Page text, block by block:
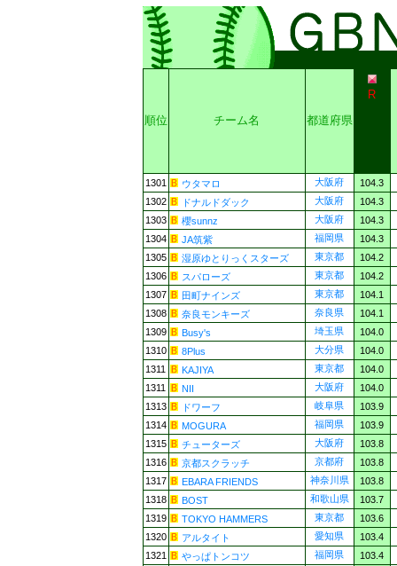
順位 チーム名 都道府県
R
1301 ウタマロ 大阪府
104.3
1302
ドナルドダック 大阪府
104.3
1303
櫻sunnz 大阪府
104.3
1304
JA筑紫 福岡県
104.3
1305
湿原ゆとりっくスターズ 東京都
104.2
1306
スパローズ 東京都
104.2
1307
田町ナインズ 東京都
104.1
1308
奈良モンキーズ 奈良県
104.1
1309
Busy's 埼玉県
104.0
1310
8Plus 大分県
104.0
1311
KAJIYA 東京都
104.0
1311
NII 大阪府
104.0
1313
ドワーフ 岐阜県
103.9
1314
MOGURA 福岡県
103.9
1315
チューターズ 大阪府
103.8
1316
京都スクラッチ 京都府
103.8
1317
EBARA FRIENDS 神奈川県
103.8
1318
BOST 和歌山県
103.7
1319
TOKYO HAMMERS 東京都
103.6
1320
アルタイト 愛知県
103.4
1321
やっぱトンコツ 福岡県
103.4